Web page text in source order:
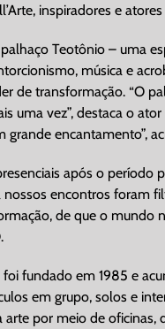
inspiradores e
Teotônio – uma
música e
de transformação. “O
uma vez”, destaca o
encantamento”,
após o
nossos encontros
de que o mundo
fundado em 1985 e
em grupo, solos e
por meio de